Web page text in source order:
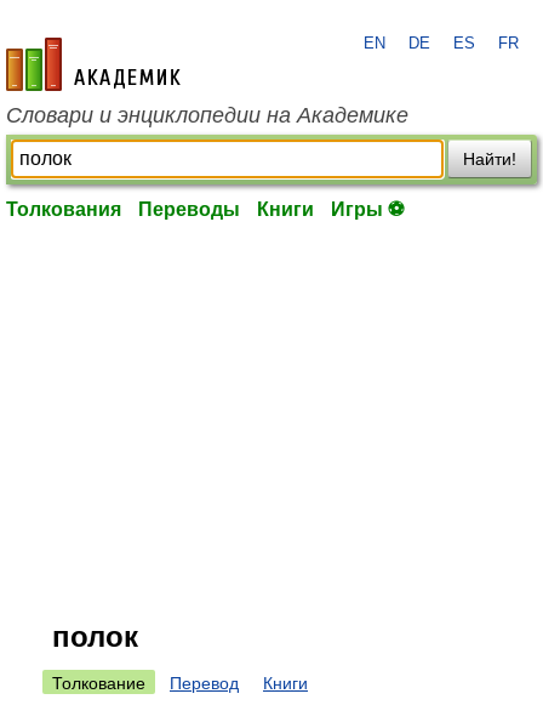
academic.ru
EN DE ES FR
Словари и энциклопедии на Академике
Найти!
Толкования Переводы Книги Игры ⚽
полок
Толкование Перевод Книги